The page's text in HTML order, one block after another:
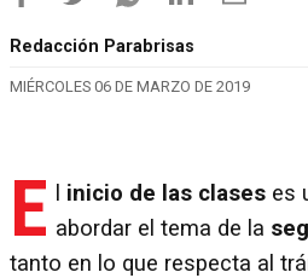
Redacción Parabrisas
MIÉRCOLES 06 DE MARZO DE 2019
E inicio de las clases es
abordar el tema de la
tanto en lo que respecta al